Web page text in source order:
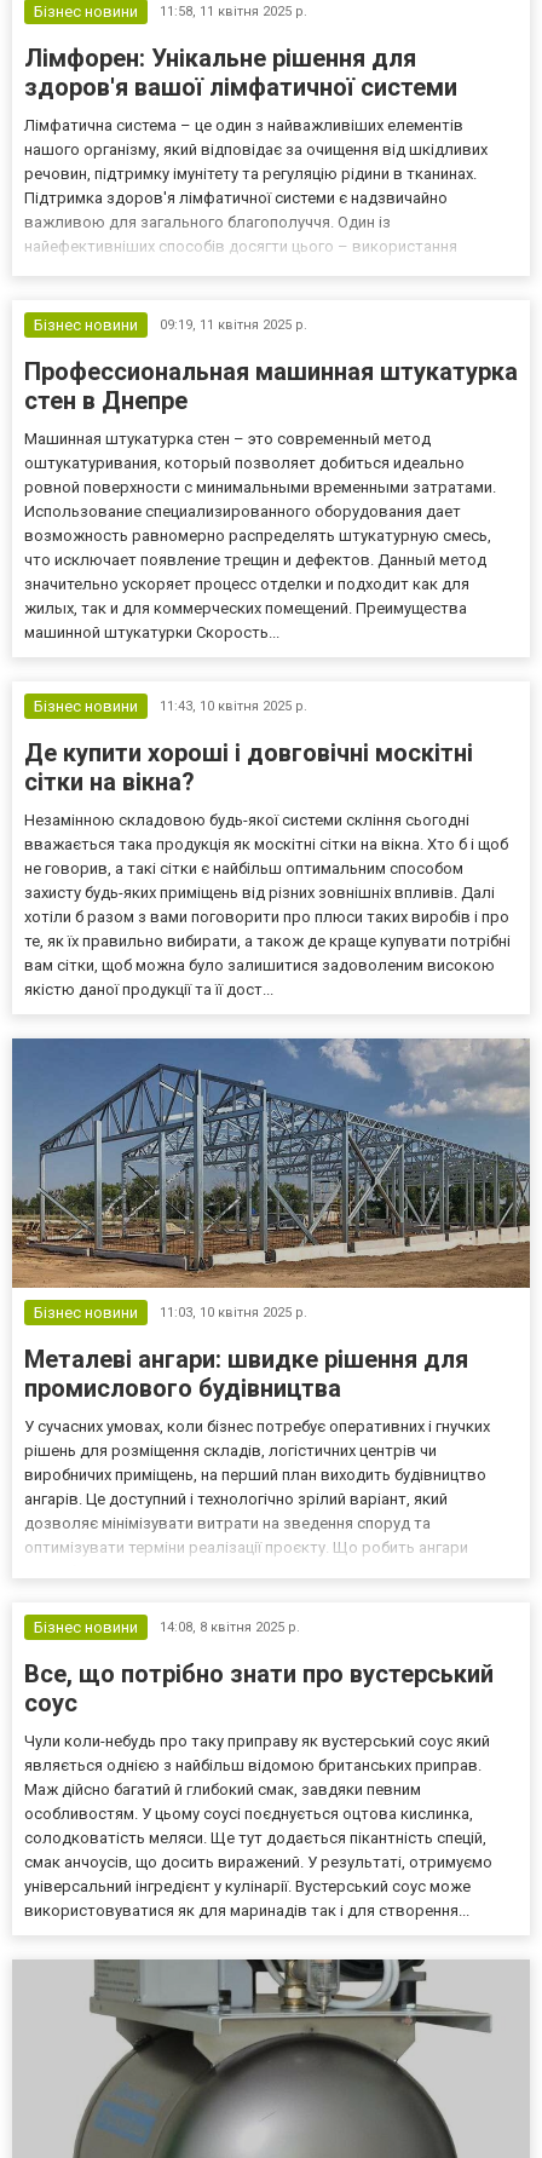
Бізнес новини 11:58, 11 квітня 2025 р.
Лімфорен: Унікальне рішення для
здоров'я вашої лімфатичної системи
Лімфатична система – це один з найважливіших елементів
нашого організму, який відповідає за очищення від шкідливих
речовин, підтримку імунітету та регуляцію рідини в тканинах.
Підтримка здоров'я лімфатичної системи є надзвичайно
важливою для загального благополуччя. Один із
найефективніших способів досягти цього – використання
мигдаликів, селе...
Бізнес новини 09:19, 11 квітня 2025 р.
Профессиональная машинная штукатурка
стен в Днепре
Машинная штукатурка стен – это современный метод
оштукатуривания, который позволяет добиться идеально
ровной поверхности с минимальными временными затратами.
Использование специализированного оборудования дает
возможность равномерно распределять штукатурную смесь,
что исключает появление трещин и дефектов. Данный метод
значительно ускоряет процесс отделки и подходит как для
жилых, так и для коммерческих помещений. Преимущества
машинной штукатурки Скорость...
Бізнес новини 11:43, 10 квітня 2025 р.
Де купити хороші і довговічні москітні
сітки на вікна?
Незамінною складовою будь-якої системи скління сьогодні
вважається така продукція як москітні сітки на вікна. Хто б і щоб
не говорив, а такі сітки є найбільш оптимальним способом
захисту будь-яких приміщень від різних зовнішніх впливів. Далі
хотіли б разом з вами поговорити про плюси таких виробів і про
те, як їх правильно вибирати, а також де краще купувати потрібні
вам сітки, щоб можна було залишитися задоволеним високою
якістю даної продукції та її дост...
Бізнес новини 11:03, 10 квітня 2025 р.
Металеві ангари: швидке рішення для
промислового будівництва
У сучасних умовах, коли бізнес потребує оперативних і гнучких
рішень для розміщення складів, логістичних центрів чи
виробничих приміщень, на перший план виходить будівництво
ангарів. Це доступний і технологічно зрілий варіант, який
дозволяє мінімізувати витрати на зведення споруд та
оптимізувати терміни реалізації проєкту. Що робить ангари
монт...
Бізнес новини 14:08, 8 квітня 2025 р.
Все, що потрібно знати про вустерський
соус
Чули коли-небудь про таку приправу як вустерський соус який
являється однією з найбільш відомою британських приправ.
Маж дійсно багатий й глибокий смак, завдяки певним
особливостям. У цьому соусі поєднується оцтова кислинка,
солодковатість меляси. Ще тут додається пікантність спецій,
смак анчоусів, що досить виражений. У результаті, отримуємо
універсальний інгредієнт у кулінарії. Вустерський соус може
використовуватися як для маринадів так і для створення...